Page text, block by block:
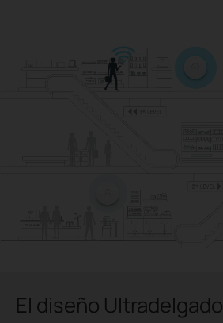
El diseño Ultradelgado